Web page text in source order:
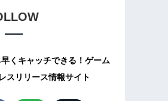
くキャッチできる！ゲーム
スリリース情報サイト